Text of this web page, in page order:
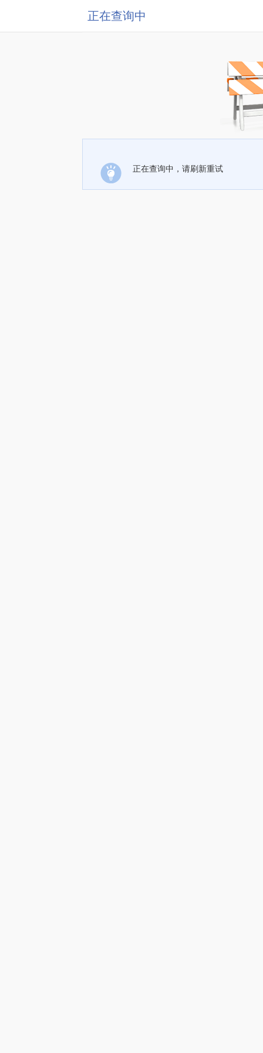
正在查询中
正在查询中，请刷新重试